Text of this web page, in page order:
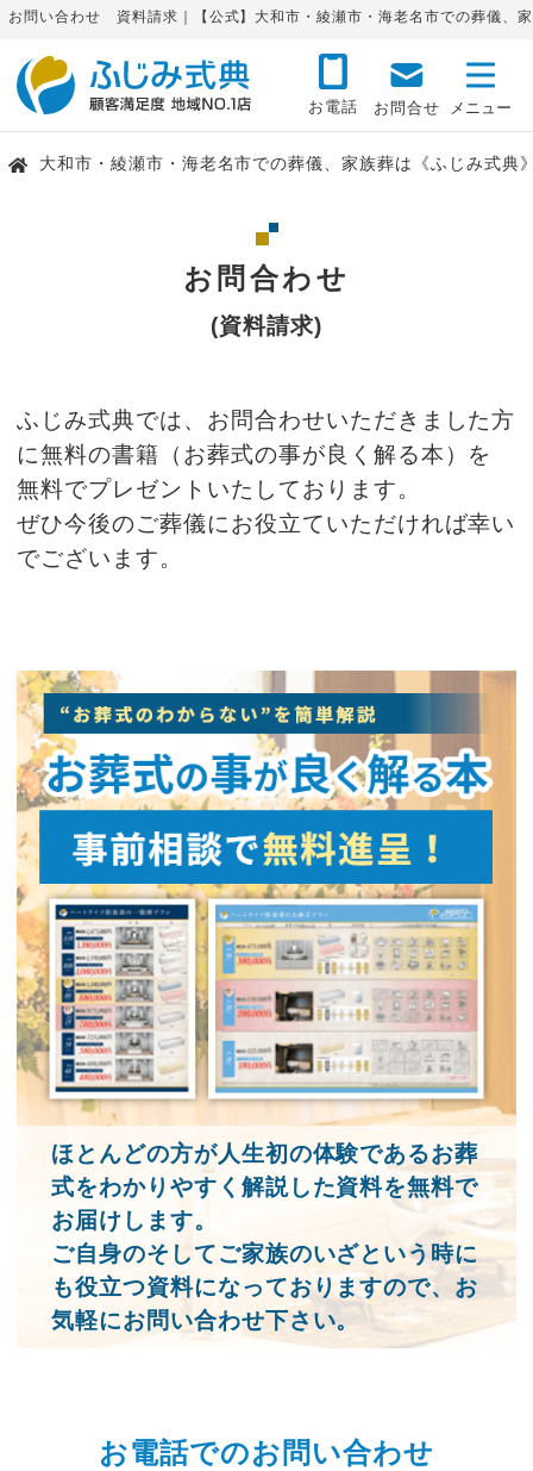
お問い合わせ 資料請求｜【公式】大和市・綾瀬市・海老名市での葬儀、
お電話 お問合せ
大和市・綾瀬市・海老名市での葬儀、家族葬は《ふじみ式典
お問合わせ
(資料請求)
ふじみ式典では、お問合わせいただきました方
に無料の書籍（お葬式の事が良く解る本）を
無料でプレゼントいたしております。
ぜひ今後のご葬儀にお役立ていただければ幸い
でございます。
ほとんどの方が人生初の体験であるお葬
式をわかりやすく解説した資料を無料で
お届けします。
ご自身のそしてご家族のいざという時に
も役立つ資料になっておりますので、お
気軽にお問い合わせ下さい。
お電話でのお問い合わせ